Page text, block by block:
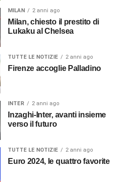
MILAN 2 anni ago
Milan, chiesto il prestito di
Lukaku al Chelsea
TUTTE LE NOTIZIE 2 anni ago
Firenze accoglie Palladino
INTER 2 anni ago
Inzaghi-Inter, avanti insieme
verso il futuro
TUTTE LE NOTIZIE 2 anni ago
Euro 2024, le quattro favorite